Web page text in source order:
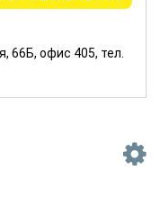
66Б, офис 405, тел.